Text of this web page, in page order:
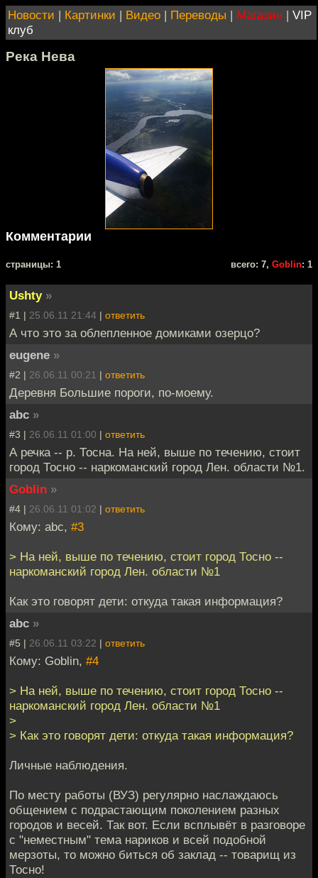
Новости | Картинки | Видео | Переводы | Магазин | VIP
клуб
Река Нева
Комментарии
cтраницы: 1 всего: 7, Goblin: 1
Ushty »
#1 | 25.06.11 21:44 | ответить
А что это за облепленное домиками озерцо?
eugene »
#2 | 26.06.11 00:21 | ответить
Деревня Большие пороги, по-моему.
abc »
#3 | 26.06.11 01:00 | ответить
А речка -- р. Тосна. На ней, выше по течению, стоит
город Тосно -- наркоманский город Лен. области №1.
Goblin »
#4 | 26.06.11 01:02 | ответить
Кому: abc, #3
> На ней, выше по течению, стоит город Тосно --
наркоманский город Лен. области №1
Как это говорят дети: откуда такая информация?
abc »
#5 | 26.06.11 03:22 | ответить
Кому: Goblin, #4
> На ней, выше по течению, стоит город Тосно --
наркоманский город Лен. области №1
>
> Как это говорят дети: откуда такая информация?
Личные наблюдения.
По месту работы (ВУЗ) регулярно наслаждаюсь
общением с подрастающим поколением разных
городов и весей. Так вот. Если всплывёт в разговоре
с "неместным" тема нариков и всей подобной
мерзоты, то можно биться об заклад -- товарищ из
Тосно!